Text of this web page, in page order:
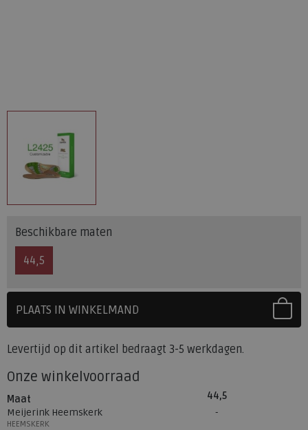
Beschikbare maten
44,5
PLAATS IN WINKELMAND
SELECTEER EERST UW MAAT
Levertijd op dit artikel bedraagt 3-5 werkdagen.
Onze winkelvoorraad
Maat
44,5
Meijerink Heemskerk
HEEMSKERK